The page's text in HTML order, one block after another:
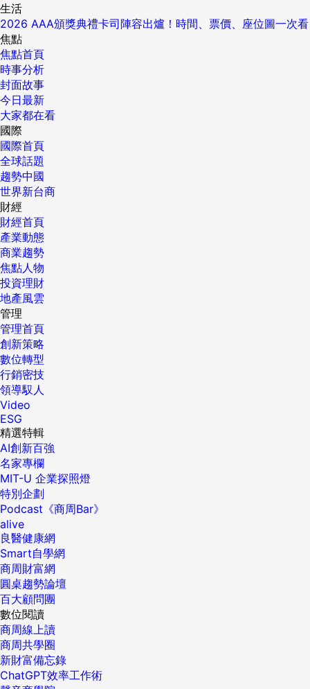
生活
2026 AAA頒獎典禮卡司陣容出爐！時間、票價、座位圖一次看
焦點
焦點首頁
時事分析
封面故事
今日最新
大家都在看
國際
國際首頁
全球話題
趨勢中國
世界新台商
財經
財經首頁
產業動態
商業趨勢
焦點人物
投資理財
地產風雲
管理
管理首頁
創新策略
數位轉型
行銷密技
領導馭人
Video
ESG
精選特輯
AI創新百強
名家專欄
MIT-U 企業探照燈
特別企劃
Podcast《商周Bar》
alive
良醫健康網
Smart自學網
商周財富網
圓桌趨勢論壇
百大顧問團
數位閱讀
商周線上讀
商周共學圈
新財富備忘錄
ChatGPT效率工作術